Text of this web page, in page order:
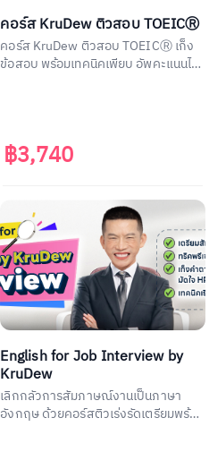
คอร์ส KruDew ติวสอบ TOEICⓇ
คอร์ส KruDew ติวสอบ TOEICⓇ เก็ง
ข้อสอบ พร้อมเทคนิคเพียบ อัพคะแนนได้
฿3,740
English for Job Interview by
KruDew
เลิกกลัวการสัมภาษณ์งานเป็นภาษา
อังกฤษ ด้วยคอร์สติวเร่งรัดเตรียมพร้อม